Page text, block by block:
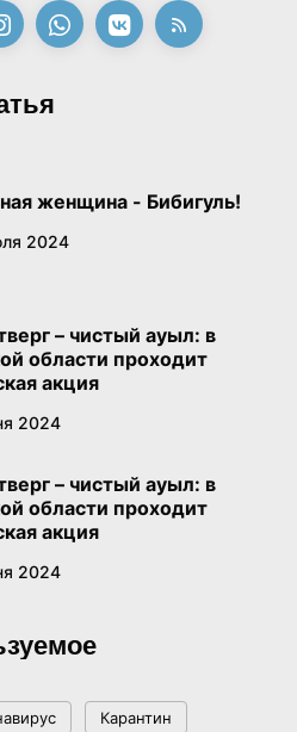
на
«Алтай – золотая
в ВКО
2,8 МЛН ЗРИТЕЛЕЙ:
УКРЕПЛЯЮТ ИНТЕРЕС
КАЗАКСТАН
о конституционном
истории Золотой
заседание
государственной
«коммуналку»:
женщина - Бибигуль!
2024
– чистый ауыл: в
области проходит
акция
2024
– чистый ауыл: в
области проходит
акция
2024
Карантин